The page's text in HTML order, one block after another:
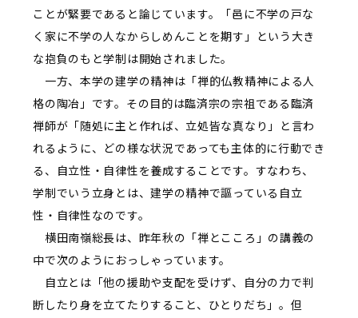
ことが緊要であると論じています。「邑に不学の戸な
く家に不学の人なからしめんことを期す」という大き
な抱負のもと学制は開始されました。
一方、本学の建学の精神は「禅的仏教精神による人
格の陶冶」です。その目的は臨済宗の宗祖である臨済
禅師が「随処に主と作れば、立処皆な真なり」と言わ
れるように、どの様な状況であっても主体的に行動でき
る、自立性・自律性を養成することです。すなわち、
学制でいう立身とは、建学の精神で謳っている自立
性・自律性なのです。
横田南嶺総長は、昨年秋の「禅とこころ」の講義の
中で次のようにおっしゃっています。
自立とは「他の援助や支配を受けず、自分の力で判
断したり身を立てたりすること、ひとりだち」。但